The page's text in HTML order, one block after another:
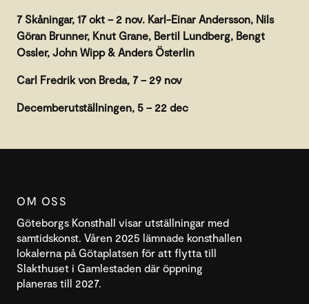
7 Skåningar, 17 okt – 2 nov. Karl-Einar Andersson, Nils
Göran Brunner, Knut Grane, Bertil Lundberg, Bengt
Ossler, John Wipp & Anders Österlin
Carl Fredrik von Breda, 7 – 29 nov
Decemberutställningen, 5 – 22 dec
OM OSS
Göteborgs Konsthall visar utställningar med
samtidskonst. Våren 2025 lämnade konsthallen
lokalerna på Götaplatsen för att flytta till
Slakthuset i Gamlestaden där öppning
planeras till 2027.